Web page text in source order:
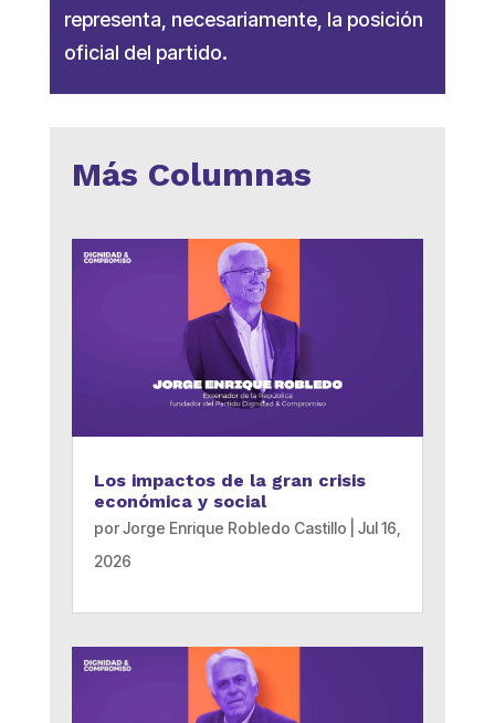
representa, necesariamente, la posición
oficial del partido.
Más Columnas
Los impactos de la gran crisis
económica y social
porJorge Enrique Robledo Castillo
Jul 16,
2026